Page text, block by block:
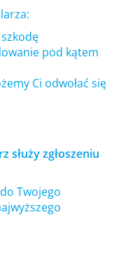
pod kątem
Ci odwołać się
służy zgłoszeniu
Twojego